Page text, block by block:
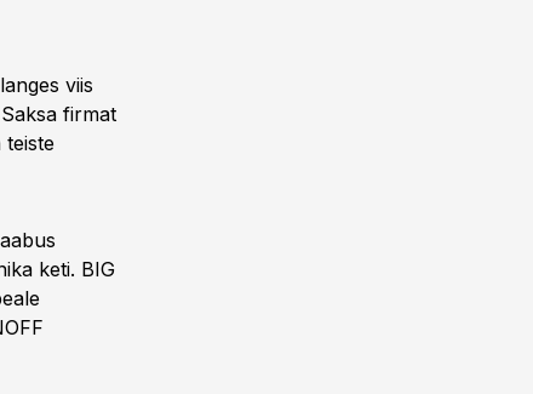
viis
firmat
keti. BIG